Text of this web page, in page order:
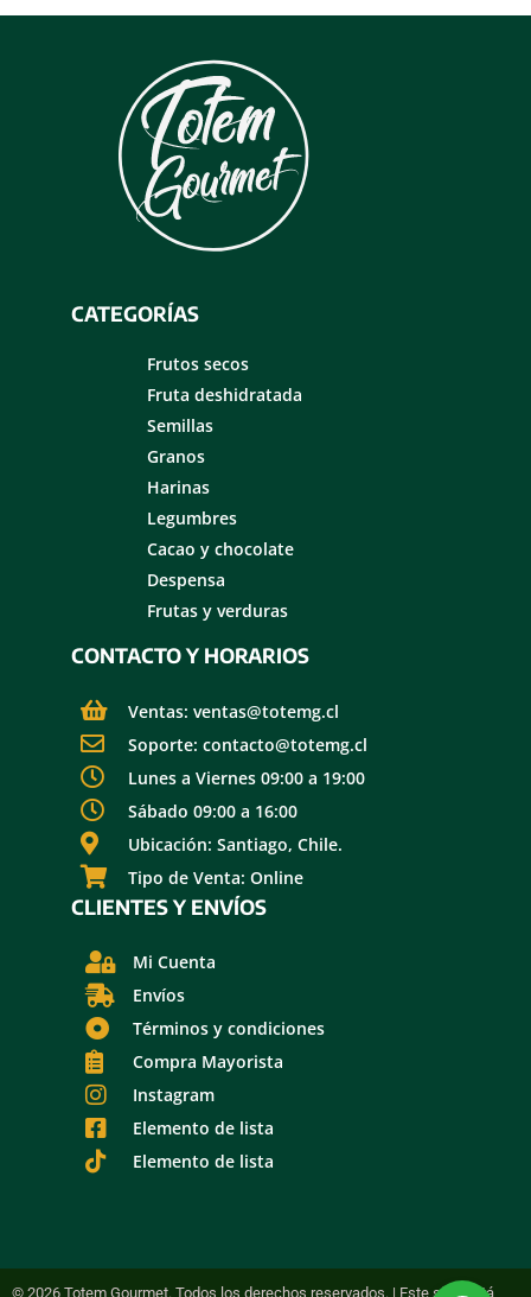
CATEGORÍAS
Frutos secos
Fruta deshidratada
Semillas
Granos
Harinas
Legumbres
Cacao y chocolate
Despensa
Frutas y verduras
CONTACTO Y HORARIOS
Ventas: ventas@totemg.cl
Soporte: contacto@totemg.cl
Lunes a Viernes 09:00 a 19:00
Sábado 09:00 a 16:00
Ubicación: Santiago, Chile.
Tipo de Venta: Online
CLIENTES Y ENVÍOS
Mi Cuenta
Envíos
Términos y condiciones
Compra Mayorista
Instagram
Elemento de lista
Elemento de lista
© 2026 Totem Gourmet. Todos los derechos reservados. | Este sitio está